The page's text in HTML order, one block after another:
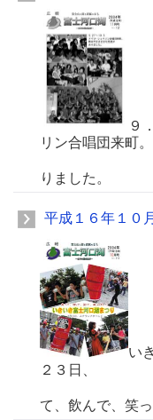
９
リン合唱団来町。
町内で
りました。
平成１６年１０
い
２３日、
ステラ
て、飲んで、笑